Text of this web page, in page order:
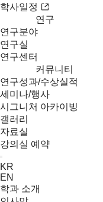
학사일정
연구
연구분야
연구실
연구센터
커뮤니티
연구성과/수상실적
세미나/행사
시그니처 아카이빙
갤러리
자료실
강의실 예약
Menu
KR
EN
학과 소개